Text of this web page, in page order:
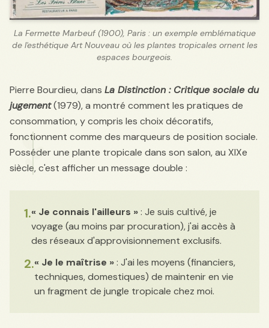
La Fermette Marbeuf (1900), Paris : un exemple emblématique
de l'esthétique Art Nouveau où les plantes tropicales ornent les
espaces bourgeois.
Pierre Bourdieu, dans La Distinction : Critique sociale du
jugement(1979), a montré comment les pratiques de
consommation, y compris les choix décoratifs,
fonctionnent comme des marqueurs de position sociale.
Posséder une plante tropicale dans son salon, au XIXe
siècle, c'est afficher un message double :
1.« Je connais l'ailleurs »: Je suis cultivé, je
voyage (au moins par procuration), j'ai accès à
des réseaux d'approvisionnement exclusifs.
2.« Je le maîtrise »: J'ai les moyens (financiers,
techniques, domestiques) de maintenir en vie
un fragment de jungle tropicale chez moi.